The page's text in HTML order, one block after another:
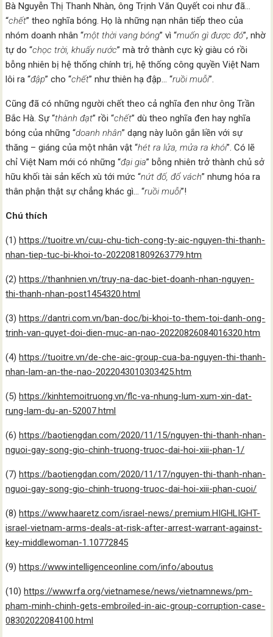
Bà Nguyễn Thị Thanh Nhàn, ông Trịnh Văn Quyết coi như đã…
“chết” theo nghĩa bóng. Họ là những nạn nhân tiếp theo của
nhóm doanh nhân “một thời vang bóng” vì “muốn gì được đó”, nhờ
tự do “chọc trời, khuấy nước” mà trở thành cực kỳ giàu có rồi
bỗng nhiên bị hệ thống chính trị, hệ thống công quyền Việt Nam
lôi ra “đập” cho “chết” như thiên hạ đập… “ruồi muỗi”.
Cũng đã có những người chết theo cả nghĩa đen như ông Trần
Bắc Hà. Sự “thành đạt” rồi “chết” dù theo nghĩa đen hay nghĩa
bóng của những “doanh nhân” dạng này luôn gắn liền với sự
thăng – giáng của một nhân vật “hét ra lửa, mửa ra khói”. Có lẽ
chỉ Việt Nam mới có những “đại gia” bỗng nhiên trở thành chủ sở
hữu khối tài sản kếch xù tới mức “nứt đố, đổ vách” nhưng hóa ra
thân phận thật sự chẳng khác gì… “ruồi muỗi”!
Chú thích
(1)https://tuoitre.vn/cuu-chu-tich-cong-ty-aic-nguyen-thi-thanh-
nhan-tiep-tuc-bi-khoi-to-2022081809263779.htm
(2)https://thanhnien.vn/truy-na-dac-biet-doanh-nhan-nguyen-
thi-thanh-nhan-post1454320.html
(3)https://dantri.com.vn/ban-doc/bi-khoi-to-them-toi-danh-ong-
trinh-van-quyet-doi-dien-muc-an-nao-20220826084016320.htm
(4)https://tuoitre.vn/de-che-aic-group-cua-ba-nguyen-thi-thanh-
nhan-lam-an-the-nao-2022043010303425.htm
(5)https://kinhtemoitruong.vn/flc-va-nhung-lum-xum-xin-dat-
rung-lam-du-an-52007.html
(6)https://baotiengdan.com/2020/11/15/nguyen-thi-thanh-nhan-
nguoi-gay-song-gio-chinh-truong-truoc-dai-hoi-xiii-phan-1/
(7)https://baotiengdan.com/2020/11/17/nguyen-thi-thanh-nhan-
nguoi-gay-song-gio-chinh-truong-truoc-dai-hoi-xiii-phan-cuoi/
(8)https://www.haaretz.com/israel-news/.premium.HIGHLIGHT-
israel-vietnam-arms-deals-at-risk-after-arrest-warrant-against-
key-middlewoman-1.10772845
(9)https://www.intelligenceonline.com/info/aboutus
(10)https://www.rfa.org/vietnamese/news/vietnamnews/pm-
pham-minh-chinh-gets-embroiled-in-aic-group-corruption-case-
08302022084100.html